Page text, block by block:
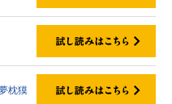
枕獏